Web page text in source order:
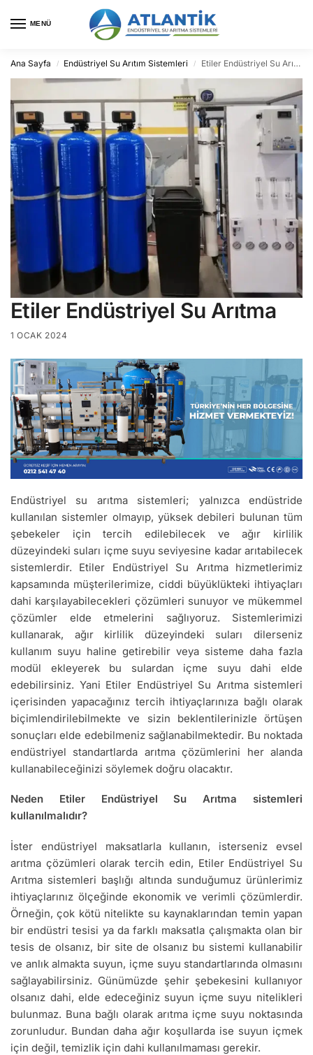
MENÜ
Ana Sayfa / Endüstriyel Su Arıtım Sistemleri / Etiler Endüstriyel Su Arıtma
Etiler Endüstriyel Su Arıtma
1 OCAK 2024
Endüstriyel su arıtma sistemleri; yalnızca endüstride
kullanılan sistemler olmayıp, yüksek debileri bulunan tüm
şebekeler için tercih edilebilecek ve ağır kirlilik
düzeyindeki suları içme suyu seviyesine kadar arıtabilecek
sistemlerdir. Etiler Endüstriyel Su Arıtma hizmetlerimiz
kapsamında müşterilerimize, ciddi büyüklükteki ihtiyaçları
dahi karşılayabilecekleri çözümleri sunuyor ve mükemmel
çözümler elde etmelerini sağlıyoruz. Sistemlerimizi
kullanarak, ağır kirlilik düzeyindeki suları dilerseniz
kullanım suyu haline getirebilir veya sisteme daha fazla
modül ekleyerek bu sulardan içme suyu dahi elde
edebilirsiniz. Yani Etiler Endüstriyel Su Arıtma sistemleri
içerisinden yapacağınız tercih ihtiyaçlarınıza bağlı olarak
biçimlendirilebilmekte ve sizin beklentilerinizle örtüşen
sonuçları elde edebilmeniz sağlanabilmektedir. Bu noktada
endüstriyel standartlarda arıtma çözümlerini her alanda
kullanabileceğinizi söylemek doğru olacaktır.
Neden Etiler Endüstriyel Su Arıtma sistemleri
kullanılmalıdır?
İster endüstriyel maksatlarla kullanın, isterseniz evsel
arıtma çözümleri olarak tercih edin, Etiler Endüstriyel Su
Arıtma sistemleri başlığı altında sunduğumuz ürünlerimiz
ihtiyaçlarınız ölçeğinde ekonomik ve verimli çözümlerdir.
Örneğin, çok kötü nitelikte su kaynaklarından temin yapan
bir endüstri tesisi ya da farklı maksatla çalışmakta olan bir
tesis de olsanız, bir site de olsanız bu sistemi kullanabilir
ve anlık almakta suyun, içme suyu standartlarında olmasını
sağlayabilirsiniz. Günümüzde şehir şebekesini kullanıyor
olsanız dahi, elde edeceğiniz suyun içme suyu nitelikleri
bulunmaz. Buna bağlı olarak arıtma içme suyu noktasında
zorunludur. Bundan daha ağır koşullarda ise suyun içmek
için değil, temizlik için dahi kullanılmaması gerekir.